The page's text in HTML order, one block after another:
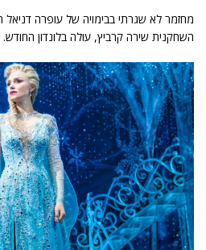
מחזמר לא שגרתי בבימויה של עופרה
השחקנית שירה קרביץ, עולה בלונדון